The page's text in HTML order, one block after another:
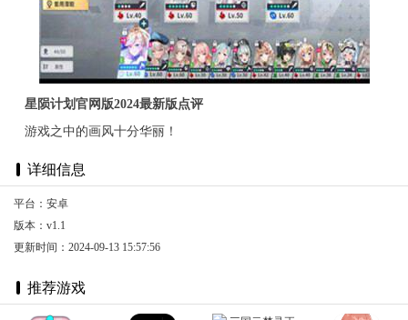
星陨计划官网版2024最新版点评
游戏之中的画风十分华丽！
详细信息
平台：安卓
版本：v1.1
更新时间：2024-09-13 15:57:56
推荐游戏